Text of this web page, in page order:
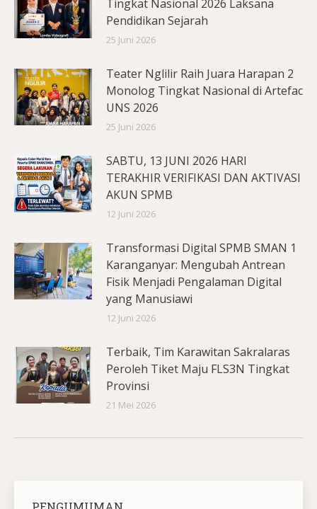
Tingkat Nasional 2026 Laksana
Pendidikan Sejarah
25 Juni 2026
Teater Nglilir Raih Juara Harapan 2
Monolog Tingkat Nasional di Artefac
UNS 2026
25 Juni 2026
SABTU, 13 JUNI 2026 HARI
TERAKHIR VERIFIKASI DAN AKTIVASI
AKUN SPMB
12 Juni 2026
Transformasi Digital SPMB SMAN 1
Karanganyar: Mengubah Antrean
Fisik Menjadi Pengalaman Digital
yang Manusiawi
12 Juni 2026
Terbaik, Tim Karawitan Sakralaras
Peroleh Tiket Maju FLS3N Tingkat
Provinsi
21 Mei 2026